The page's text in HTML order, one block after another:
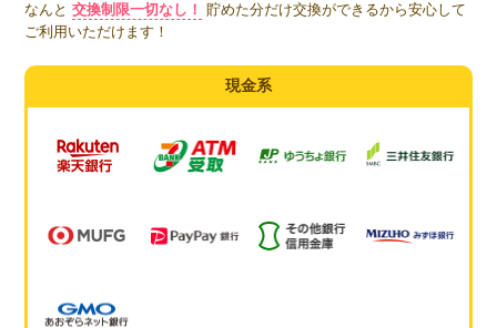
なんと 交換制限一切なし！
貯めた分だけ交換ができるから安心して
ご利用いただけます！
現金系